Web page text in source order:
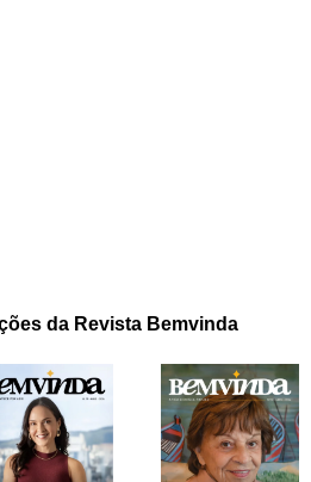
da Revista Bemvinda